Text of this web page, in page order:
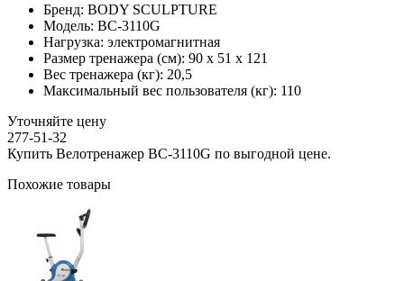
Бренд: BODY SCULPTURE
Модель: ВС-3110G
Нагрузка: электромагнитная
Размер тренажера (см): 90 х 51 х 121
Вес тренажера (кг): 20,5
Максимальный вес пользователя (кг): 110
Уточняйте цену
277-51-32
Купить Велотренажер ВС-3110G по выгодной цене.
Похожие товары